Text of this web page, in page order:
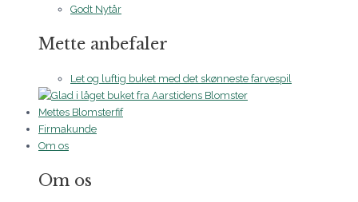
Godt Nytår
Mette anbefaler
Let og luftig buket med det skønneste farvespil
Mettes Blomsterfif
Firmakunde
Om os
Om os